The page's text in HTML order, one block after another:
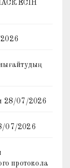
нығайтудың
28/07/2026
07/2026
протокола